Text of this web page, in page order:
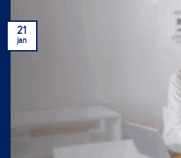
21
jan